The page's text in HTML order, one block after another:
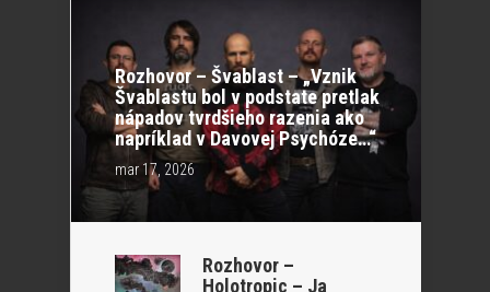
Rozhovor – Švablast – „Vznik
Švablastu bol v podstate pretlak
nápadov tvrdšieho razenia ako
napríklad v Davovej Psychóze…“
mar 17, 2026
Rozhovor –
Holotropic – Ja